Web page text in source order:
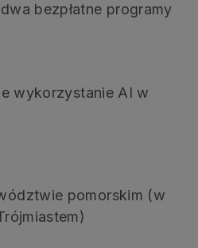
bezpłatne programy
wykorzystanie AI w
pomorskim (w